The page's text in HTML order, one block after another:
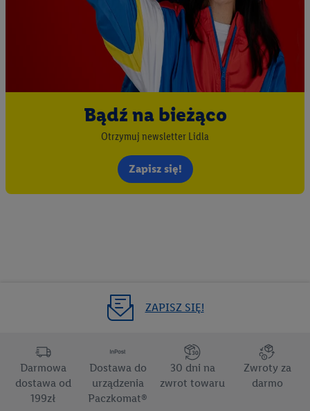
Bądź na bieżąco
Otrzymuj newsletter Lidla
Zapisz się!
ZAPISZ SIĘ!
Darmowa
dostawa od
199zł
Dostawa do
urządzenia
Paczkomat®
30 dni na
zwrot towaru
Zwroty za
darmo
generowaniu profili, które są również wzbogacane o dane z
innych usług. Obejmuje to łączenie danych (np. dotyczących
korzystania z usług Lidl, zachowań zakupowych w usługach
Lidl, informacji z konta klienta - np. wieku lub płci - a także
dokładnych danych dotyczących lokalizacji), również przez
różne urządzenia końcowe i usługi Lidl, w tym
przechowywanie lub uzyskiwanie dostępu do informacji na
urządzeniach końcowych w celu tworzenia grup docelowych
(tzw. segmentów). W związku z personalizacją treści
marketingowych, przetwarzanie odbywa się również w celu
pomiaru wydajności/skuteczności reklamy, badania grup
docelowych, opracowywania ofert oraz zapewnienia
Lidl Plus, możemy również użyć podanego tam adresu e-mail
jako współadministratorzy - wspólnie z jednym z wyżej
wymienionych partnerów w celu utworzenia specjalnego
identyfikatora internetowego (tzw. EUID), który możemy
następnie wykorzystać w podobny sposób jak poniżej opisany
identyfikator Utiq SA/NV ("Utiq"), aby rozpoznać użytkownika
w usługach świadczonych przez podmioty trzecie i wyświetlać